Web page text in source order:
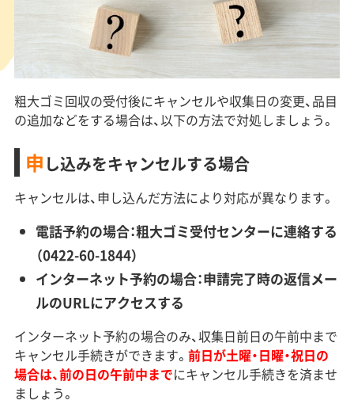
粗大ゴミ回収の受付後にキャンセルや収集日の変更、品目
の追加などをする場合は、以下の方法で対処しましょう。
申 し込みをキャンセルする場合
キャンセルは、申し込んだ方法により対応が異なります。
電話予約の場合：粗大ゴミ受付センターに連絡する
（0422-60-1844）
インターネット予約の場合：申請完了時の返信メー
ルのURLにアクセスする
インターネット予約の場合のみ、収集日前日の午前中まで
キャンセル手続きができます。 前日が土曜・日曜・祝日の
場合は、前の日の午前中までにキャンセル手続きを済ませ
ましょう。